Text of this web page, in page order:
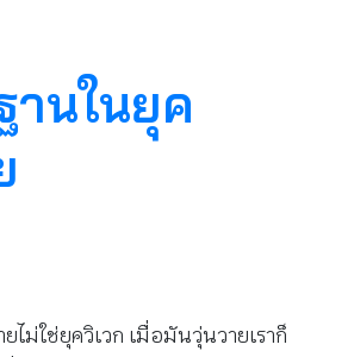
านในยุค
ไม่ใช่ยุควิเวก เมื่อมันวุ่นวายเราก็